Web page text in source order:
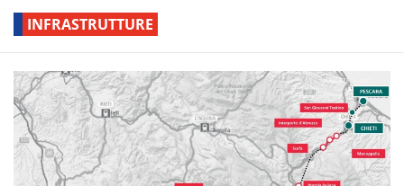
INFRASTRUTTURE